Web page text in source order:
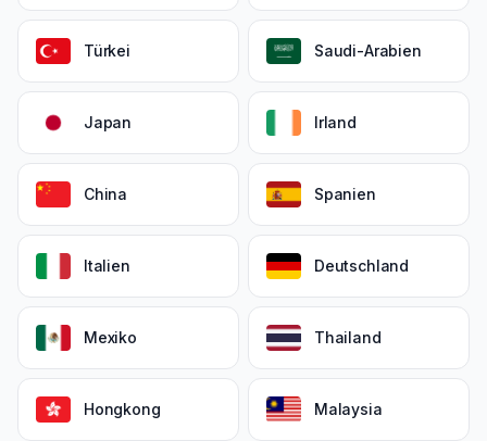
Türkei Saudi-Arabien
Japan Irland
China Spanien
Italien Deutschland
Mexiko Thailand
Hongkong Malaysia